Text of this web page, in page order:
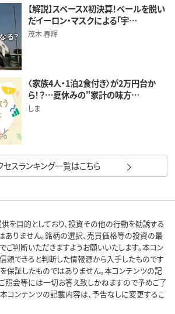
【解説】スペースX初決算！ベールを脱い
だイーロン・マスクによる「宇…
茂木 春輝
〈家族4人・1泊2食付き〉が2万円台か
ら！？…夏休みの"家計の味方…
しま
セスランキング一覧はこちら
を目的としており、投資その他の行動を勧誘する
ありません。銘柄の選択、売買価格等の投資の最
ご判断いただきますようお願いいたします。本コン
頼できると判断した情報源から入手したものです
保証したものではありません。本コンテンツの記
照会等には一切お答え致しかねますので予めご了
本コンテンツの記載内容は、予告なしに変更するこ